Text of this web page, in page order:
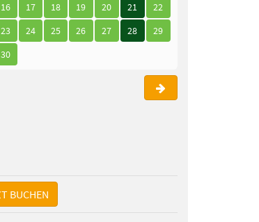
16
17 18 19 20 21
22
23
24 25 26 27 28
29
30